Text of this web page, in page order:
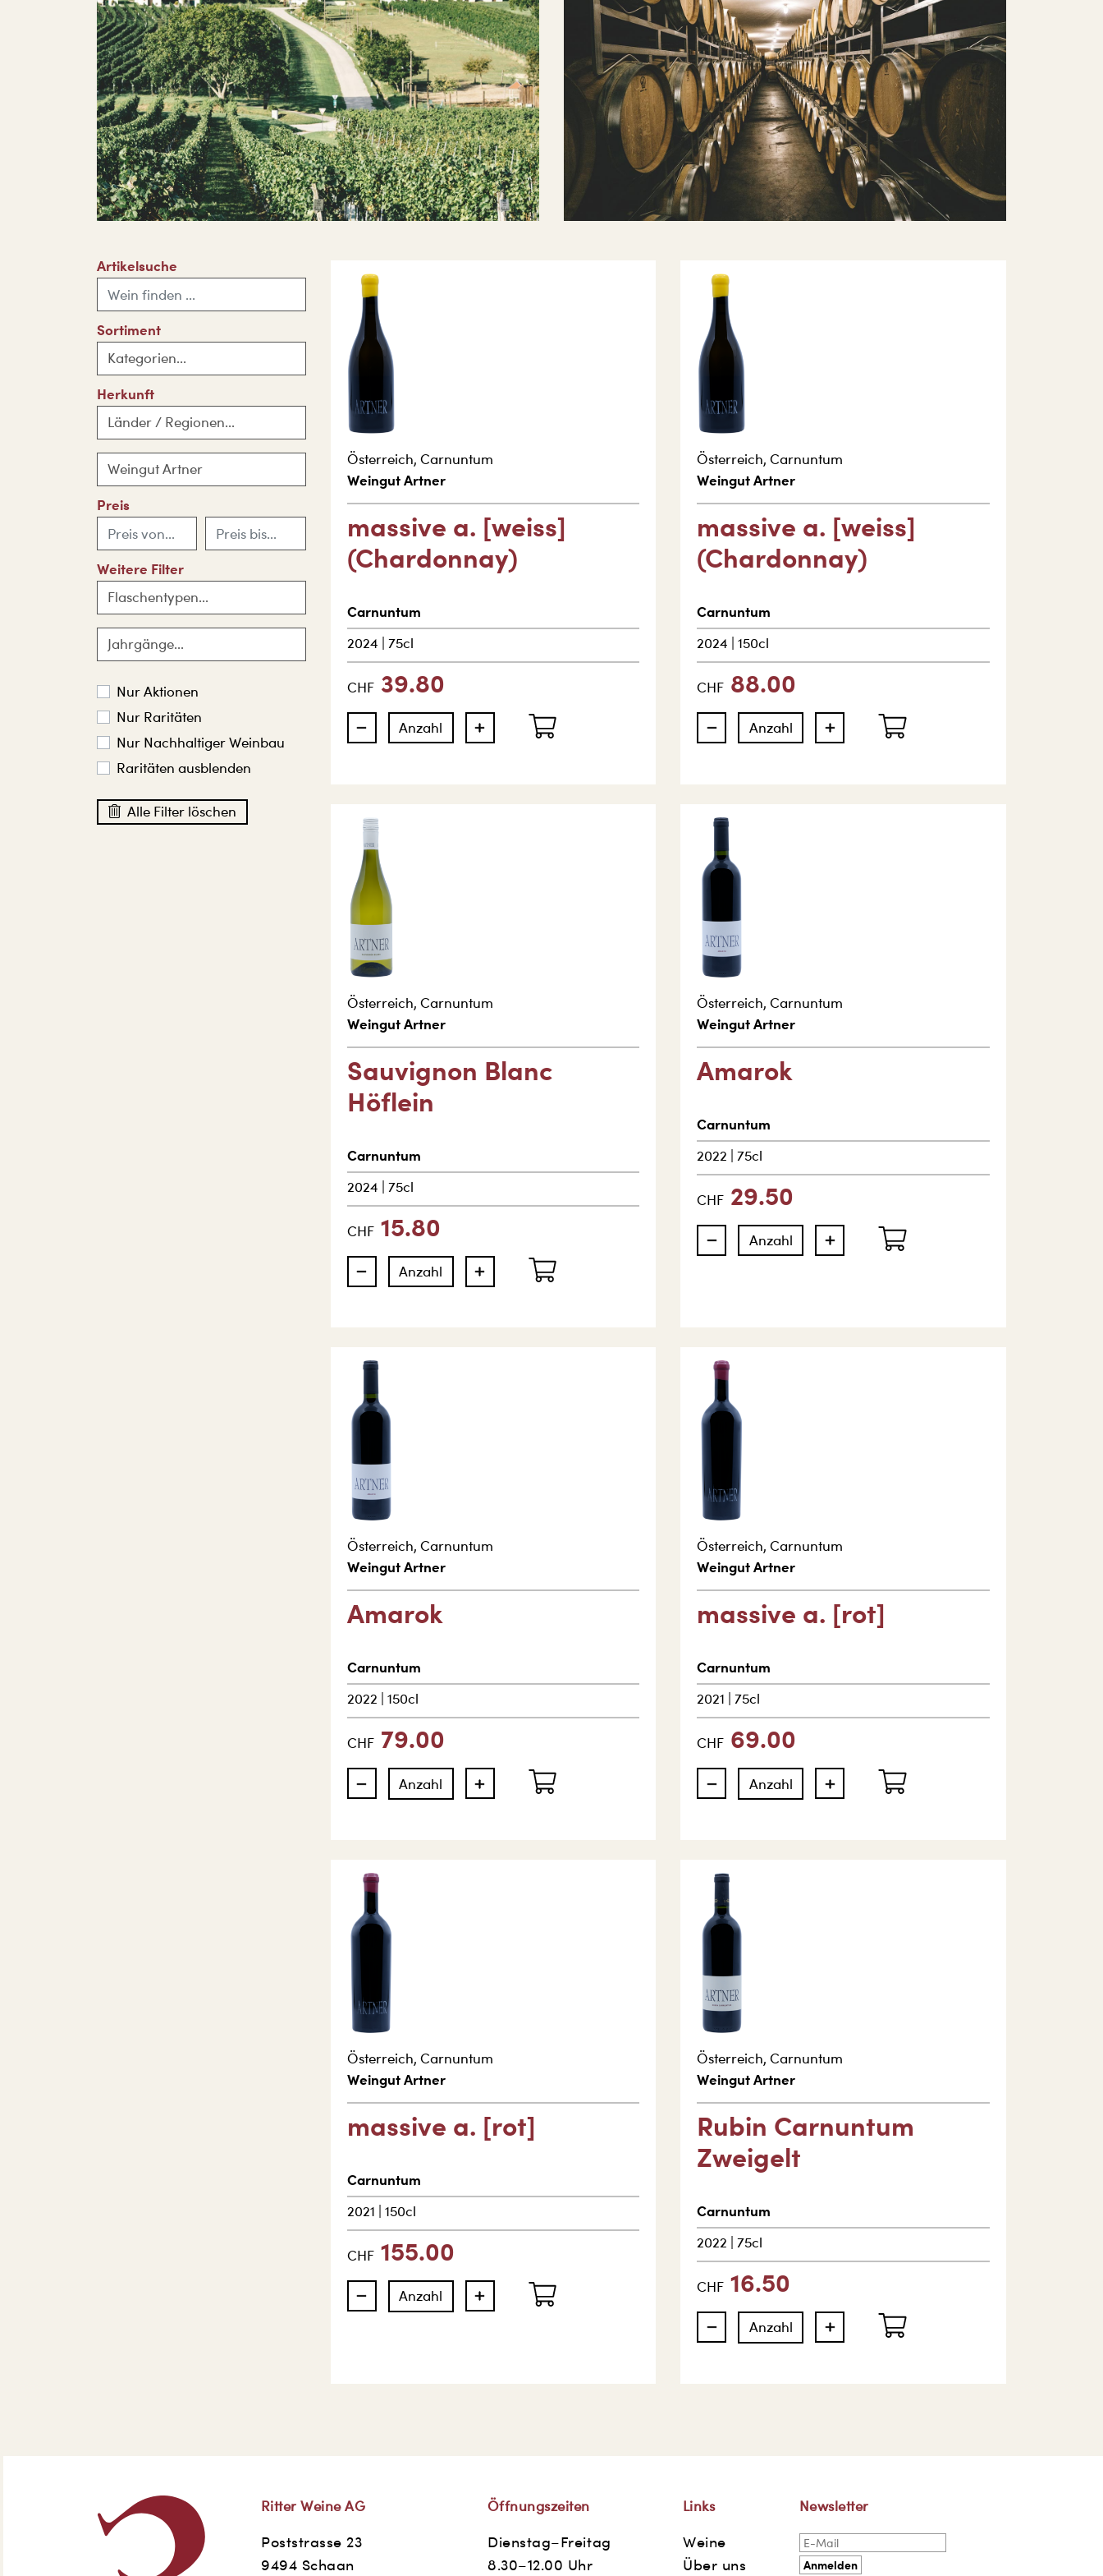
Artikelsuche
Sortiment
Kategorien...
Herkunft
Länder / Regionen...
Weingut Artner
Preis
Weitere Filter
Flaschentypen...
Jahrgänge...
Nur Aktionen
Nur Raritäten
Nur Nachhaltiger Weinbau
Raritäten ausblenden
Alle Filter löschen
Österreich, Carnuntum
Weingut Artner
massive a. [weiss]
(Chardonnay)
Carnuntum
2024 75cl
CHF 39.80
Österreich,Carnuntum
Weingut Artner
massive a. [weiss]
(Chardonnay)
Carnuntum
2024 |150cl
CHF 88.00
Österreich, Carnuntum
Weingut Artner
Sauvignon Blanc
Höflein
Carnuntum
2024 75cl
CHF 15.80
Österreich,Carnuntum
Weingut Artner
Amarok
Carnuntum
2022 |75cl
CHF 29.50
Österreich, Carnuntum
Weingut Artner
Amarok
Carnuntum
2022 150cl
CHF 79.00
Österreich,Carnuntum
Weingut Artner
massive a. [rot]
Carnuntum
2021 |75cl
CHF 69.00
Österreich, Carnuntum
Weingut Artner
massive a. [rot]
Carnuntum
2021 150cl
CHF 155.00
Österreich,Carnuntum
Weingut Artner
Rubin Carnuntum
Zweigelt
Carnuntum
2022 |75cl
CHF 16.50
Ritter Weine AG
Poststrasse 23
9494 Schaan
Öffnungszeiten
Dienstag–Freitag
8.30–12.00 Uhr
Links
Weine
Über uns
Newsletter